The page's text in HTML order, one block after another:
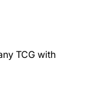
TCG with